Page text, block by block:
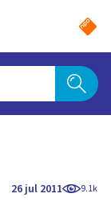
26 jul 2011 9.1k